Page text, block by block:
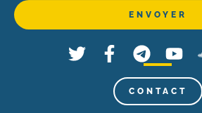
CONTACT